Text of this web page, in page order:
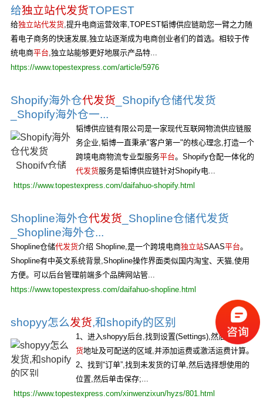
给独立站代发货TOPEST
给独立站代发货,提升电商运营效率,TOPEST韬博供应链助您一臂之力随
着电子商务的快速发展,独立站逐渐成为电商创业者们的首选。相较于传
统电商平台,独立站能够更好地展示产品特...
https://www.topestexpress.com/article/5976
Shopify海外仓代发货 _Shopify仓储代发货
_Shopify海外仓一...
韬博供应链有限公司是一家现代互联网物流供应链服
务企业,韬博一直秉承"客户第一"的核心理念,打造一个
跨境电商物流专业型服务平台。Shopify仓配一体化的
代发货服务是韬博供应链针对Shopify电...
https://www.topestexpress.com/daifahuo-shopify.html
Shopline海外仓代发货 _Shopline仓储代发货
_Shopline海外仓...
Shopline仓储代发货介绍 Shopline,是一个跨境电商独立站SAAS平台。
Shopline有中英文系统背景,Shopline操作界面类似国内淘宝、天猫,使用
方便。可以后台管理前端多个品牌网站管...
https://www.topestexpress.com/daifahuo-shopline.html
shopyy怎么发货,和shopify的区别
1、进入shopyy后台,找到设置(Settings),然后设置发
货地址及可配送的区域,并添加运费或激活运费计算。
2、找到“订单”,找到未发货的订单,然后选择想使用的
位置,然后单击保存;...
https://www.topestexpress.com/xinwenzixun/hyzs/801.html